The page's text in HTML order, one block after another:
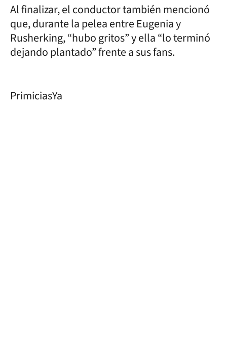
Al finalizar, el conductor también mencionó
que, durante la pelea entre Eugenia y
Rusherking, “hubo gritos” y ella “lo terminó
dejando plantado” frente a sus fans.
PrimiciasYa